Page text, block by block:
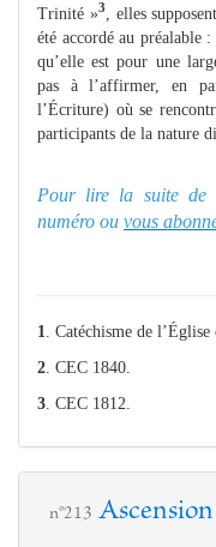
Trinité »3
, elles
été accordé au préalable
qu’elle est pour une
pas à l’affirmer, en
l’Écriture) où se
participants de la nature
Pour lire la suite de
numéro ou vous
1
. Catéchisme de
2 . CEC 1840.
3 . CEC 1812.
n°213